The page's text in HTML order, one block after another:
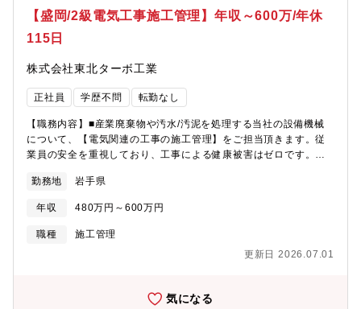
【盛岡/2級電気工事施工管理】年収～600万/年休
115日
株式会社東北ターボ工業
正社員 学歴不問 転勤なし
【職務内容】■産業廃棄物や汚水/汚泥を処理する当社の設備機械
について、【電気関連の工事の施工管理】をご担当頂きます。従
業員の安全を重視しており、工事による健康被害はゼロです。
設の設備に関する業務 ・将来的にはお客様の設備保全やキュー
ビクル設置工事管理もお任せします。 【研修制度】・年次や職
種に応じて研修制度を実施。業務上で必要な免許・資格等のスキ
ルアップについて、規定に応じて一部,全額補助も含めて会社で負
勤務地 岩手県
年収 480万円～600万円
職種
施工管理
更新日 2026.07.01
気になる